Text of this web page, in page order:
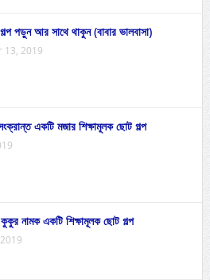
পড়ুন আর সাথে থাকুন (বাবার ভালবাসা)
13, 2019
একটি মজার শিক্ষামূলক ছোট গল্প
নামক একটি শিক্ষামূলক ছোট গল্প